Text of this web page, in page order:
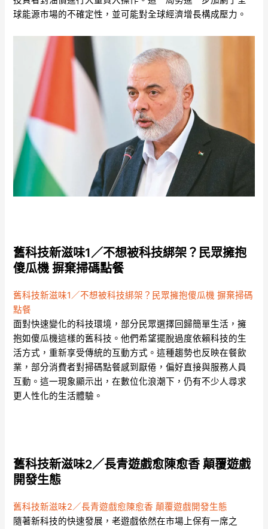
球能源市場的不確定性，並可能對全球經濟增長構成壓力。
舊科技新滋味1／不想被科技綁架？民眾擁抱
傻瓜機 摒棄掃碼點餐
舊科技新滋味1／不想被科技綁架？民眾擁抱傻瓜機 摒棄掃碼
點餐
面對快速變化的科技環境，部分民眾選擇回歸簡單生活，擁
抱如傻瓜機這樣的舊科技。他們希望擺脫過度依賴科技的生
活方式，重新享受傳統的互動方式。這種趨勢也反映在餐飲
業，部分消費者對掃碼點餐感到厭倦，偏好直接與服務人員
互動。這一現象顯示出，在數位化浪潮下，仍有不少人尋求
更人性化的生活體驗。
舊科技新滋味2／長青遊戲愈陳愈香 顛覆遊戲
開發生態
舊科技新滋味2／長青遊戲愈陳愈香 顛覆遊戲開發生態
隨著新科技的快速發展，老遊戲依然在市場上保有一席之